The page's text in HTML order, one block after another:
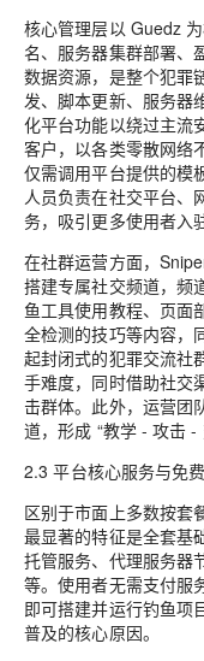
核心管理层以 Guedz
名、服务器集群部署、
数据资源，是整个犯罪
发、脚本更新、服务器
化平台功能以绕过主流
客户，以各类零散网络
仅需调用平台提供的模
人员负责在社交平台、
务，吸引更多使用者入
在社群运营方面，
搭建专属社交频道，频
鱼工具使用教程、页面
全检测的技巧等内容，
起封闭式的犯罪交流社
手难度，同时借助社交
击群体。此外，运营团
道，形成 “教学 - 攻击 -
2.3 平台核心服务与免
区别于市面上多数按套
最显著的特征是全套基
托管服务、代理服务器
等。使用者无需支付服
即可搭建并运行钓鱼项
普及的核心原因。